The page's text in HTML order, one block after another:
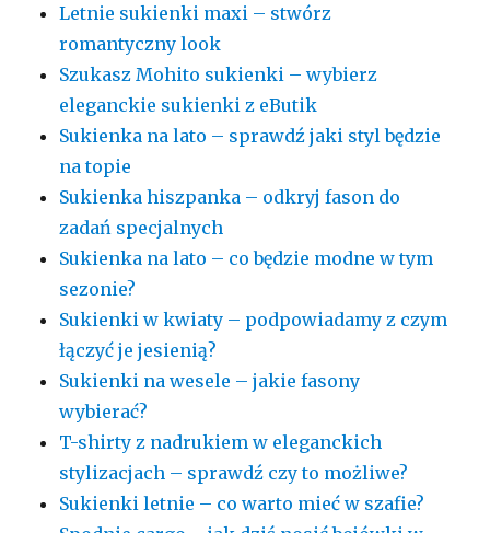
Letnie sukienki maxi – stwórz
romantyczny look
Szukasz Mohito sukienki – wybierz
eleganckie sukienki z eButik
Sukienka na lato – sprawdź jaki styl będzie
na topie
Sukienka hiszpanka – odkryj fason do
zadań specjalnych
Sukienka na lato – co będzie modne w tym
sezonie?
Sukienki w kwiaty – podpowiadamy z czym
łączyć je jesienią?
Sukienki na wesele – jakie fasony
wybierać?
T-shirty z nadrukiem w eleganckich
stylizacjach – sprawdź czy to możliwe?
Sukienki letnie – co warto mieć w szafie?